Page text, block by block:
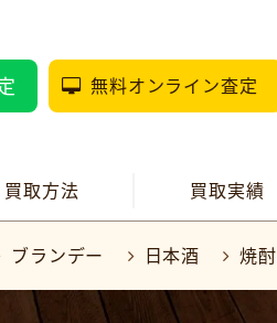
無料オンライン査定
買取方法 買取実績
ブランデー 日本酒 焼酎